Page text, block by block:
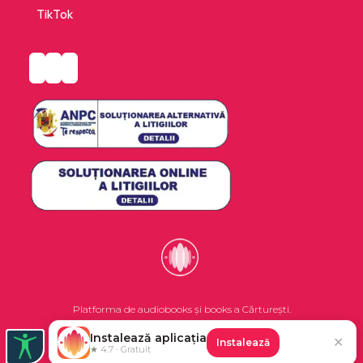
ANAND MAHINDRA
‘Gripping … A must-read for every concerned
global citizen’ NANDAN NILEKANI
TikTok
Platforma de audiobooks și books a Cărturești.
©2026 Nemo EPG SRL. Toate drepturile rezervate.
Instalează aplicația
★ 4.7 · Gratuit
Instalează ✕